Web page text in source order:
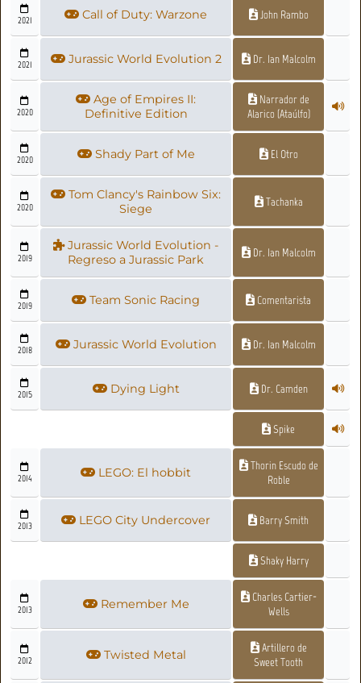
2021 Call of Duty: Warzone John Rambo
2021 Jurassic World Evolution 2 Dr. Ian Malcolm
2020
Age of Empires II:
Definitive Edition
Narrador de
Alarico (Ataúlfo)
2020 Shady Part of Me El Otro
2020
Tom Clancy's Rainbow Six:
Siege
Tachanka
2019
Jurassic World Evolution -
Regreso a Jurassic Park
Dr. Ian Malcolm
2019 Team Sonic Racing Comentarista
2018 Jurassic World Evolution Dr. Ian Malcolm
2015 Dying Light Dr. Camden
Spike
2014 LEGO: El hobbit
Thorin Escudo de
Roble
2013 LEGO City Undercover Barry Smith
Shaky Harry
2013 Remember Me
Charles Cartier-
Wells
2012 Twisted Metal
Artillero de
Sweet Tooth